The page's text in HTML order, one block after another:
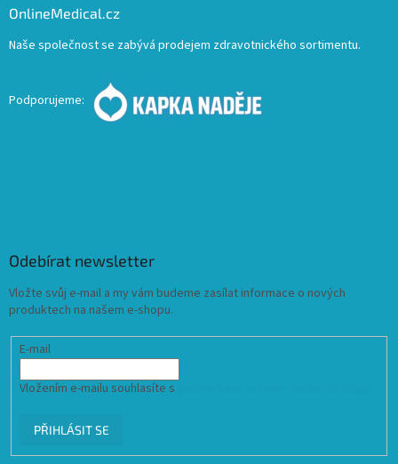
OnlineMedical.cz
Naše společnost se zabývá prodejem zdravotnického sortimentu.
Podporujeme:
Odebírat newsletter
Vložte svůj e-mail a my vám budeme zasílat informace o nových
produktech na našem e-shopu.
E-mail
Vložením e-mailu souhlasíte s
PŘIHLÁSIT SE